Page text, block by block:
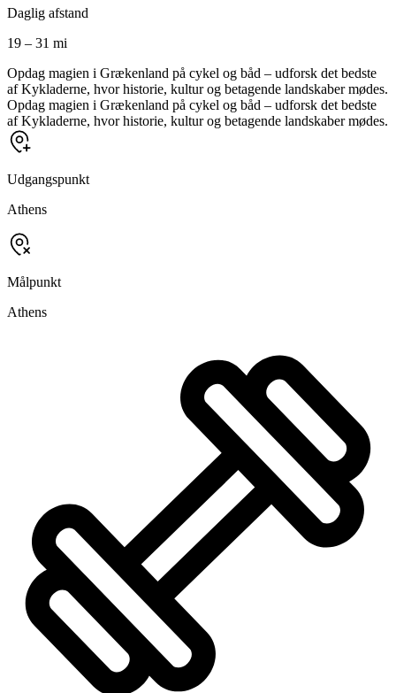
Daglig afstand
19 – 31 mi
Opdag magien i Grækenland på cykel og båd – udforsk det bedste
af Kykladerne, hvor historie, kultur og betagende landskaber mødes.
Opdag magien i Grækenland på cykel og båd – udforsk det bedste
af Kykladerne, hvor historie, kultur og betagende landskaber mødes.
Udgangspunkt
Athens
Målpunkt
Athens